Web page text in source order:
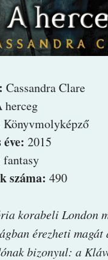
Cassandra Clare
herceg
Könyvmolyképző
2015
fantasy
száma: 490
korabeli London
érezheti
bizonyul: a